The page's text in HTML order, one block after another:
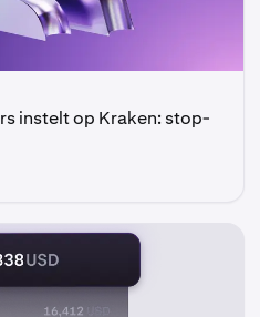
instelt op Kraken: stop-